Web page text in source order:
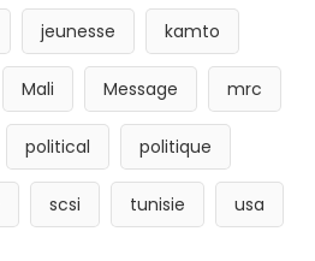
jeunesse kamto
Mali Message mrc
political politique
scsi tunisie usa